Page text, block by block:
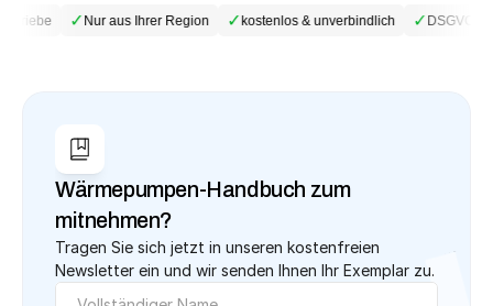
✓Nur aus Ihrer Region ✓kostenlos & unverbindlich ✓DSGVO-
Wärmepumpen-Handbuch zum
mitnehmen?
Tragen Sie sich jetzt in unseren kostenfreien
Newsletter ein und wir senden Ihnen Ihr Exemplar zu.